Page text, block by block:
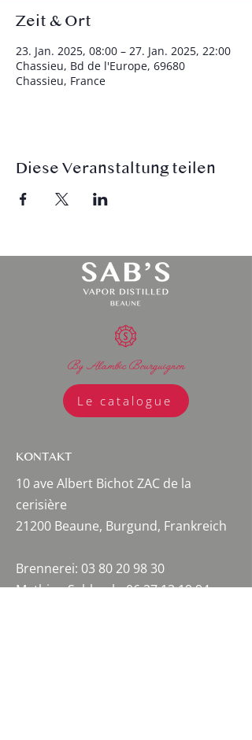
Zeit & Ort
23. Jan. 2025, 08:00 – 27. Jan. 2025, 22:00
Chassieu, Bd de l'Europe, 69680
Chassieu, France
Diese Veranstaltung teilen
By Alambic Bourguignon
Le catalogue
KONTAKT
10 ave Albert Bichot ZAC de la
cerisière
21200 Beaune, Burgund, Frankreich
Brennerei: 03 80 20 98 30
Mathieu Sabbagh:06 27 13 19 94